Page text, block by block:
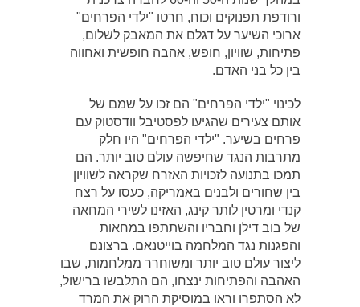
ורודפת תפנוקים וכוח, חרטו "ילדי הפרחים"
ארוכי השיער על דגלם את המאבק לשלום,
פתיחות, שוויון, חופש, אהבה חופשית ואחווה
בין כל בני האדם.
לכינוי "ילדי הפרחים" הם זכו על שמם של
אותם צעירים שהגיעו לפסטיבל וודסטוק עם
פרחים בשיער. "ילדי הפרחים" היו חלק
מתרבות הנגד שחיפשה עולם טוב יותר. הם
תמכו בתנועה לזכויות האזרח שקראה לשוויון
בין שחורים ולבנים באמריקה, כעסו על רצח
קנדי ומרטין לותר קינג, האזינו לשירי המחאה
של בוב דילן וחבריו והשתתפו במחאות
והפגנות נגד המלחמה בוייטנאם. ברצונם
ליצור עולם טוב יותר ומשוחרר ממלחמות, שבו
האהבה והפתיחות ינצחו, הם התלבשו ברישול,
לא הסתפרו וראו במוסיקת הרוק את המרד